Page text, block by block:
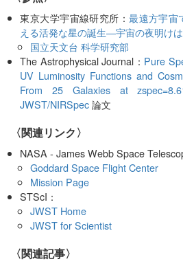
東京大学宇宙線研究所：最遠方宇宙
える活発な星の誕生―宇宙の夜明け
国立天文台 科学研究部
The Astrophysical Journal： Pure
UV Luminosity Functions and
From 25 Galaxies at
JWST/NIRSpec論文
〈関連リンク〉
NASA - James Webb Space
Goddard Space Flight Center
Mission Page
STScI：
JWST Home
JWST for Scientist
関連記事